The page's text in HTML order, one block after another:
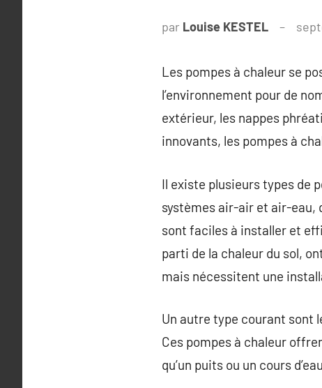
par Louise KESTEL
Les pompes à chaleur se
l’environnement pour de
extérieur, les nappes
innovants, les pompes à
Il existe plusieurs types de
systèmes air-air et air-eau,
sont faciles à installer et
parti de la chaleur du sol,
mais nécessitent une
Un autre type courant sont
Ces pompes à chaleur
qu’un puits ou un cours